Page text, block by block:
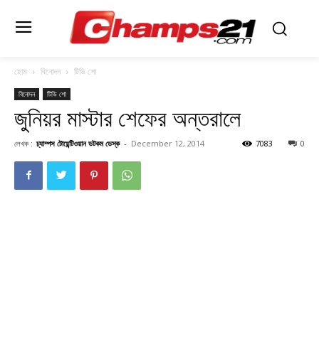
হোম বিনোদন টিভি শো
বিনোদন টিভি শো
জুনিয়র মাস্টার শেফের অন্তরালে
লেখক : চ্যাম্পস টোয়েন্টিওয়ান ডটকম ডেস্ক - December 12, 2014 0
7083